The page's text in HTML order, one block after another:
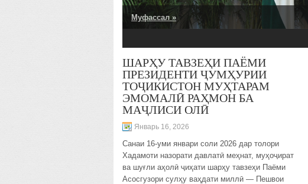
Муфассал »
ШАРҲУ ТАВЗЕҲИ ПАЁМИ
ПРЕЗИДЕНТИ ҶУМҲУРИИ
ТОҶИКИСТОН МУҲТАРАМ
ЭМОМАЛӢ РАҲМОН БА
МАҶЛИСИ ОЛӢ
Январь 16, 2026
Санаи 16-уми январи соли 2026 дар толори
Хадамоти назорати давлатӣ меҳнат, муҳоҷират
ва шуғли аҳолӣ ҷиҳати шарҳу тавзеҳи Паёми
Асосгузори сулҳу ваҳдати миллӣ — Пешвои